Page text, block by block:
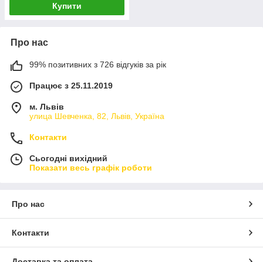
Купити
Про нас
99% позитивних з 726 відгуків за рік
Працює з 25.11.2019
м. Львів
улица Шевченка, 82, Львів, Україна
Контакти
Сьогодні вихідний
Показати весь графік роботи
Про нас
Контакти